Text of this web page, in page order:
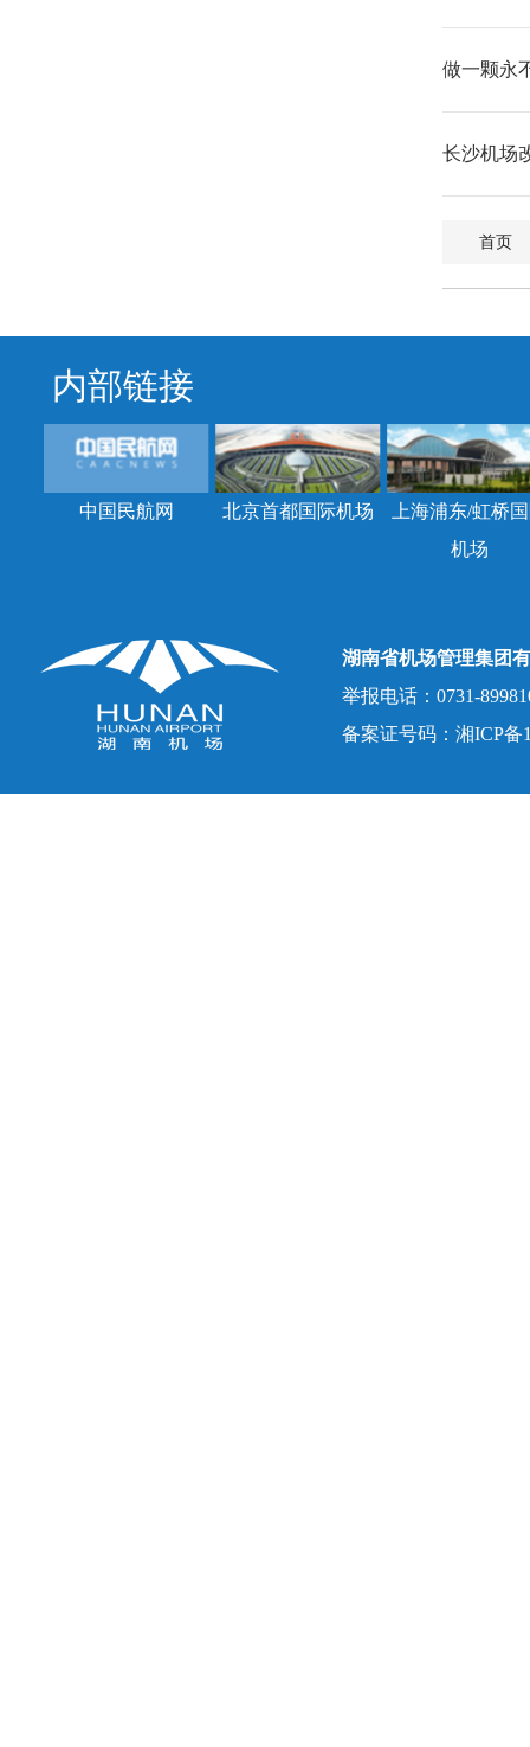
做一颗永
长沙机场
首页
内部链接
中国民航网 北京首都国际机场
上海浦东/虹桥
机场
湖南省机场管理集团
举报电话：0731-
备案证号码：湘ICP备